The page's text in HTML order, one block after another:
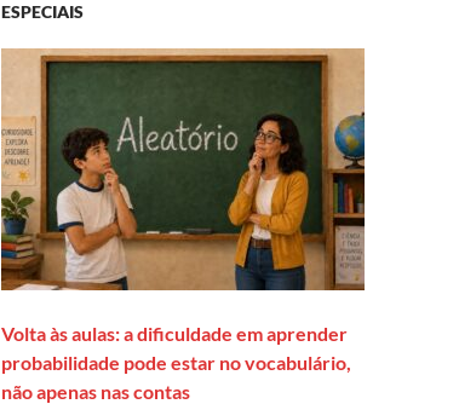
ESPECIAIS
Volta às aulas: a dificuldade em aprender
probabilidade pode estar no vocabulário,
não apenas nas contas